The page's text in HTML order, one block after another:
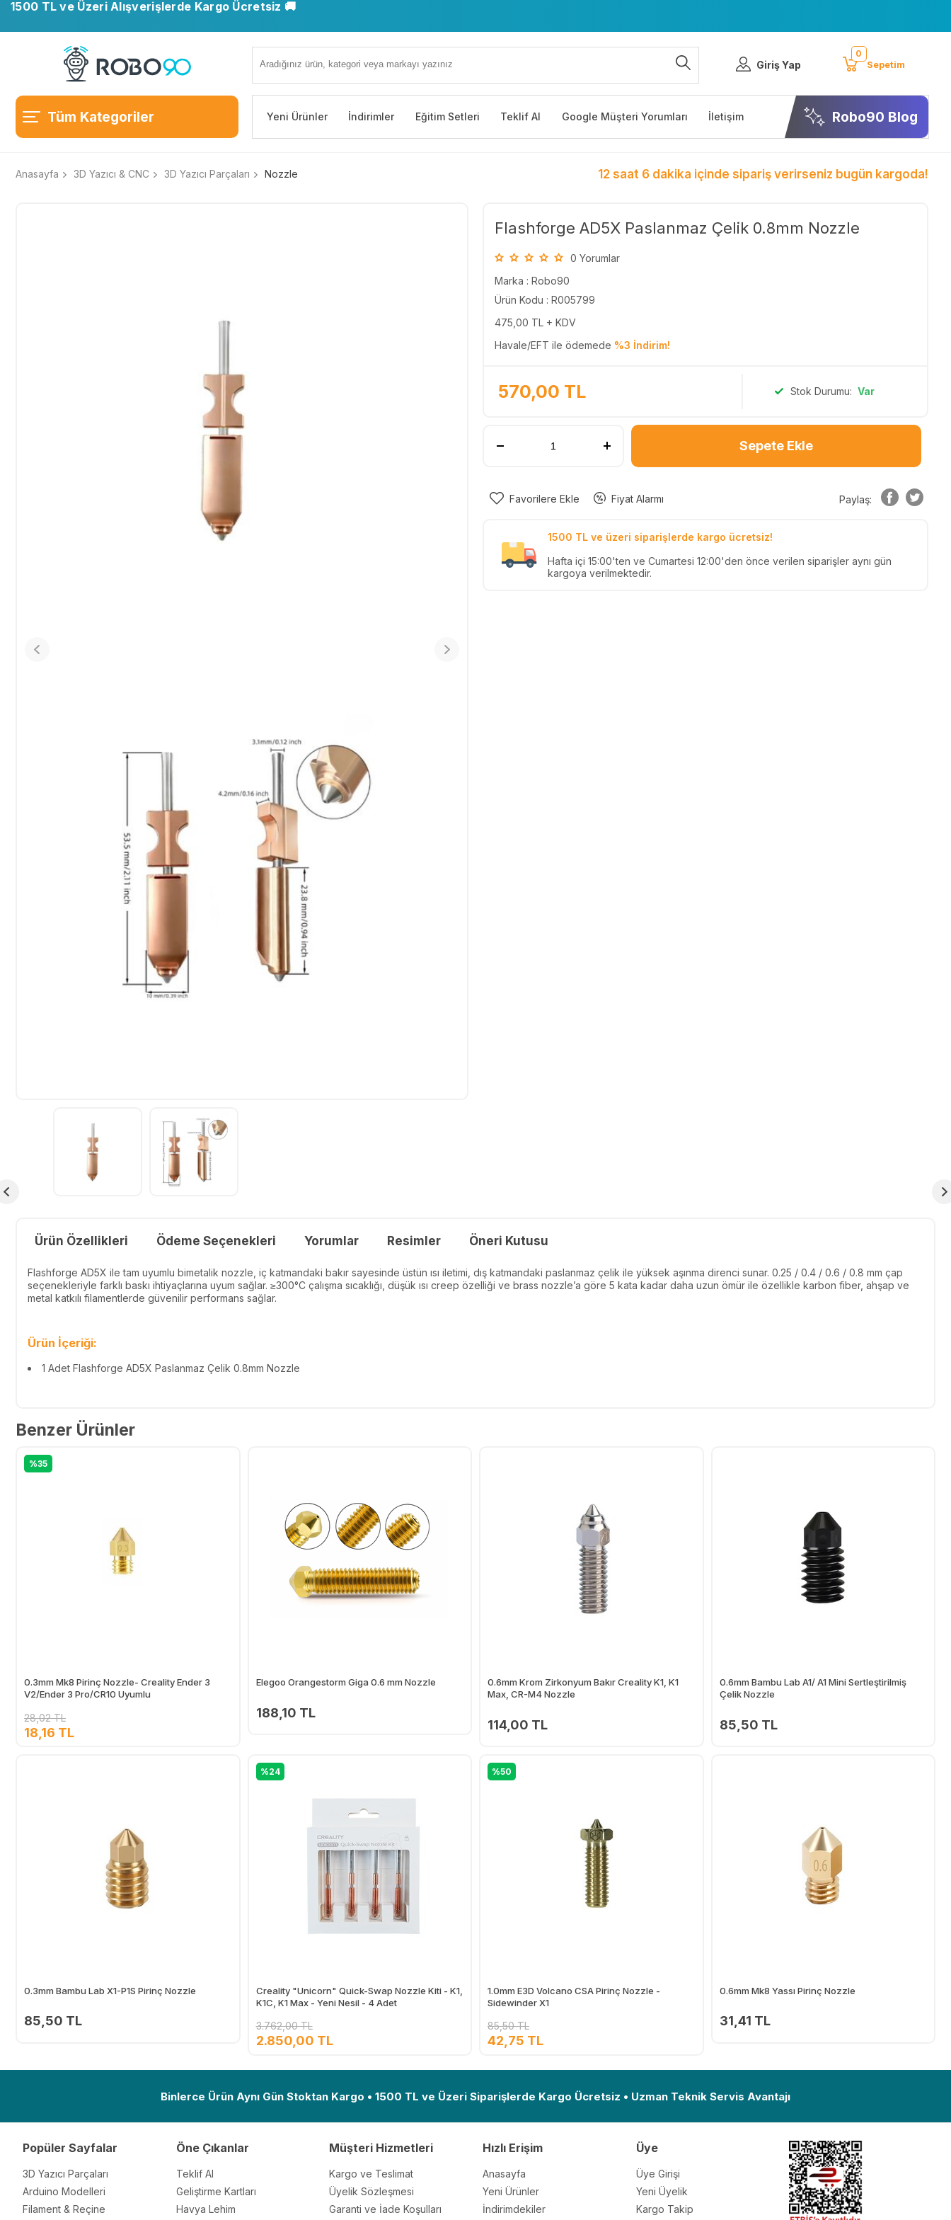
1500 TL ve Üzeri Alışverişlerde Kargo Ücretsiz 🚚
Giriş Yap
0
Sepetim
Tüm Kategoriler Yeni Ürünler İndirimler Eğitim Setleri Teklif Al Google Müşteri Yorumları İletişim Robo90 Blog
Anasayfa 3D Yazıcı & CNC 3D Yazıcı Parçaları Nozzle 12 saat 6 dakika içinde sipariş verirseniz bugün kargoda!
Flashforge AD5X Paslanmaz Çelik 0.8mm Nozzle
0 Yorumlar
Marka : Robo90
Ürün Kodu : R005799
475,00 TL + KDV
Havale/EFT ile ödemede %3 İndirim!
570,00 TL Stok Durumu:Var
Sepete Ekle
Favorilere Ekle Fiyat Alarmı Paylaş:
1500 TL ve üzeri siparişlerde kargo ücretsiz!
Hafta içi 15:00'ten ve Cumartesi 12:00'den önce verilen siparişler aynı gün
kargoya verilmektedir.
Ürün Özellikleri Ödeme Seçenekleri Yorumlar Resimler Öneri Kutusu
Flashforge AD5X ile tam uyumlu bimetalik nozzle, iç katmandaki bakır sayesinde üstün ısı iletimi, dış katmandaki paslanmaz çelik ile yüksek aşınma direnci sunar. 0.25 / 0.4 / 0.6 / 0.8 mm çap
seçenekleriyle farklı baskı ihtiyaçlarına uyum sağlar. ≥300°C çalışma sıcaklığı, düşük ısı creep özelliği ve brass nozzle’a göre 5 kata kadar daha uzun ömür ile özellikle karbon fiber, ahşap ve
metal katkılı filamentlerde güvenilir performans sağlar.
Ürün İçeriği:
1 Adet Flashforge AD5X Paslanmaz Çelik 0.8mm Nozzle
Benzer Ürünler
%35
0.3mm Mk8 Pirinç Nozzle- Creality Ender 3
V2/Ender 3 Pro/CR10 Uyumlu
28,02 TL
18,16 TL
Elegoo Orangestorm Giga 0.6 mm Nozzle
188,10 TL
0.6mm Krom Zirkonyum Bakır Creality K1, K1
Max, CR-M4 Nozzle
114,00 TL
0.6mm Bambu Lab A1/ A1 Mini Sertleştirilmiş
Çelik Nozzle
85,50 TL
0.3mm Bambu Lab X1-P1S Pirinç Nozzle
85,50 TL
%24
Creality "Unicorn" Quick-Swap Nozzle Kiti - K1,
K1C, K1 Max - Yeni Nesil - 4 Adet
3.762,00 TL
2.850,00 TL
%50
1.0mm E3D Volcano CSA Pirinç Nozzle -
Sidewinder X1
85,50 TL
42,75 TL
0.6mm Mk8 Yassı Pirinç Nozzle
31,41 TL
Binlerce Ürün Aynı Gün Stoktan Kargo • 1500 TL ve Üzeri Siparişlerde Kargo Ücretsiz • Uzman Teknik Servis Avantajı
Popüler Sayfalar
3D Yazıcı Parçaları
Arduino Modelleri
Filament & Reçine
Öne Çıkanlar
Teklif Al
Geliştirme Kartları
Havya Lehim
Müşteri Hizmetleri
Kargo ve Teslimat
Üyelik Sözleşmesi
Garanti ve İade Koşulları
Hızlı Erişim
Anasayfa
Yeni Ürünler
İndirimdekiler
Üye
Üye Girişi
Yeni Üyelik
Kargo Takip